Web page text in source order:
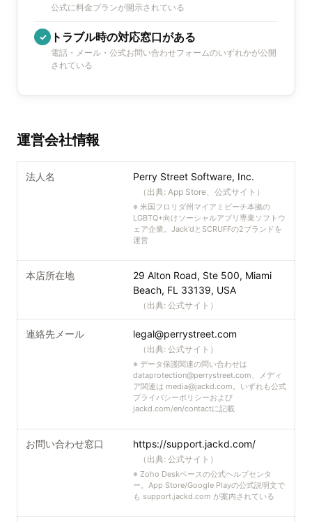
公式に料金プランが開示されている
✓ トラブル時の対応窓口がある
電話・メール・公式お問い合わせフォームのいずれかが公開
されている
運営会社情報
法人名 Perry Street Software, Inc.
（出典: App Store、公式サイト ）
※ 米国フロリダ州マイアミビーチ本拠の
LGBTQ+向けソーシャルアプリ専業ソフトウ
ェア企業。Jack'dとSCRUFFの2ブランドを
運営
本店所在地
29 Alton Road, Ste 500, Miami
Beach, FL 33139, USA
（出典: 公式サイト ）
連絡先メール legal@perrystreet.com
（出典: 公式サイト ）
※ データ保護関連の問い合わせは
dataprotection@perrystreet.com、メディ
ア関連は media@jackd.com。いずれも公式
プライバシーポリシーおよび
jackd.com/en/contactに記載
お問い合わせ窓口 https://support.jackd.com/
（出典: 公式サイト ）
※ Zoho Deskベースの公式ヘルプセンタ
ー。App Store/Google Playの公式説明文で
も support.jackd.com が案内されている